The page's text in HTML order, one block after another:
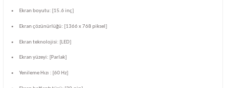
Ekran boyutu: [15.6 inç]
Ekran çözünürlüğü: [1366 x 768 piksel]
Ekran teknolojisi: [LED]
Ekran yüzeyi: [Parlak]
Yenileme Hızı : [60 Hz]